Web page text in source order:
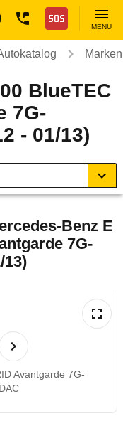
Nothilfe
MENÜ
BlueTEC
7G-
- 01/13)
Benz E
7G-
13)
Avantgarde 7G-